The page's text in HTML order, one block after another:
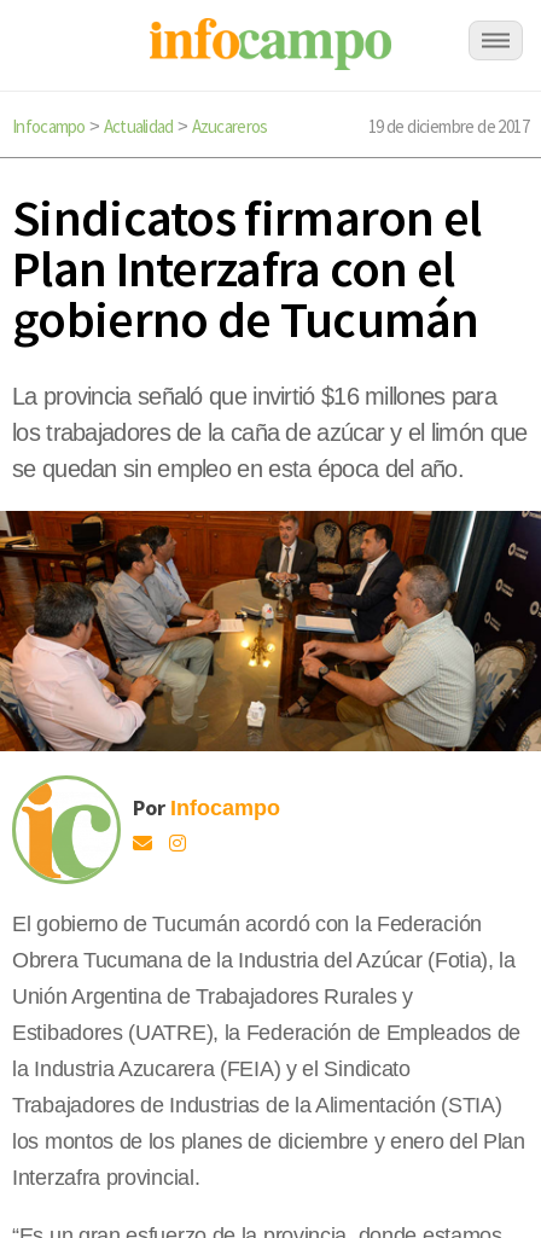
Infocampo > Actualidad > Azucareros 19 de diciembre de 2017
Sindicatos firmaron el
Plan Interzafra con el
gobierno de Tucumán
La provincia señaló que invirtió $16 millones para
los trabajadores de la caña de azúcar y el limón que
se quedan sin empleo en esta época del año.
Por Infocampo
El gobierno de Tucumán acordó con la Federación
Obrera Tucumana de la Industria del Azúcar (Fotia), la
Unión Argentina de Trabajadores Rurales y
Estibadores (UATRE), la Federación de Empleados de
la Industria Azucarera (FEIA) y el Sindicato
Trabajadores de Industrias de la Alimentación (STIA)
los montos de los planes de diciembre y enero del Plan
Interzafra provincial.